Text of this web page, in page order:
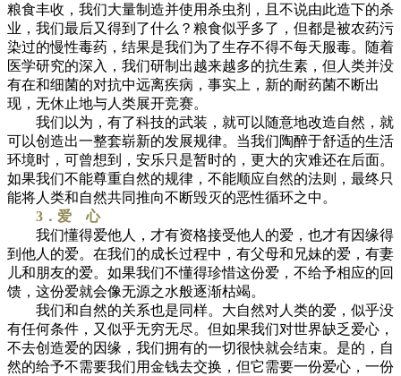
粮食丰收，我们大量制造并使用杀虫剂，且不说由此造下的杀
业，我们最后又得到了什么？粮食似乎多了，但都是被农药污
染过的慢性毒药，结果是我们为了生存不得不每天服毒。随着
医学研究的深入，我们研制出越来越多的抗生素，但人类并没
有在和细菌的对抗中远离疾病，事实上，新的耐药菌不断出
现，无休止地与人类展开竞赛。
我们以为，有了科技的武装，就可以随意地改造自然，就
可以创造出一整套崭新的发展规律。当我们陶醉于舒适的生活
环境时，可曾想到，安乐只是暂时的，更大的灾难还在后面。
如果我们不能尊重自然的规律，不能顺应自然的法则，最终只
能将人类和自然共同推向不断毁灭的恶性循环之中。
3．爱 心
我们懂得爱他人，才有资格接受他人的爱，也才有因缘得
到他人的爱。在我们的成长过程中，有父母和兄妹的爱，有妻
儿和朋友的爱。如果我们不懂得珍惜这份爱，不给予相应的回
馈，这份爱就会像无源之水般逐渐枯竭。
我们和自然的关系也是同样。大自然对人类的爱，似乎没
有任何条件，又似乎无穷无尽。但如果我们对世界缺乏爱心，
不去创造爱的因缘，我们拥有的一切很快就会结束。是的，自
然的给予不需要我们用金钱去交换，但它需要一份爱心，一份